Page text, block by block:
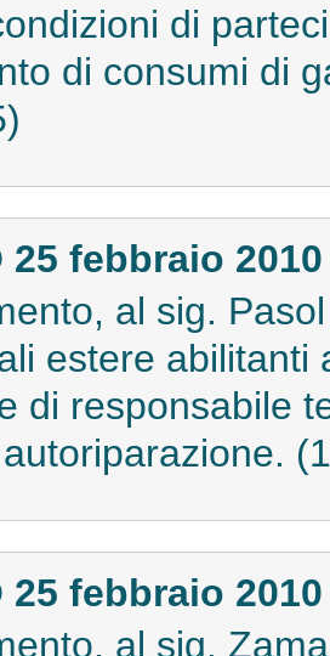
di
di consumi di
25 febbraio 2010
al sig.
estere abilitanti
di responsabile
25 febbraio 2010
al sig.